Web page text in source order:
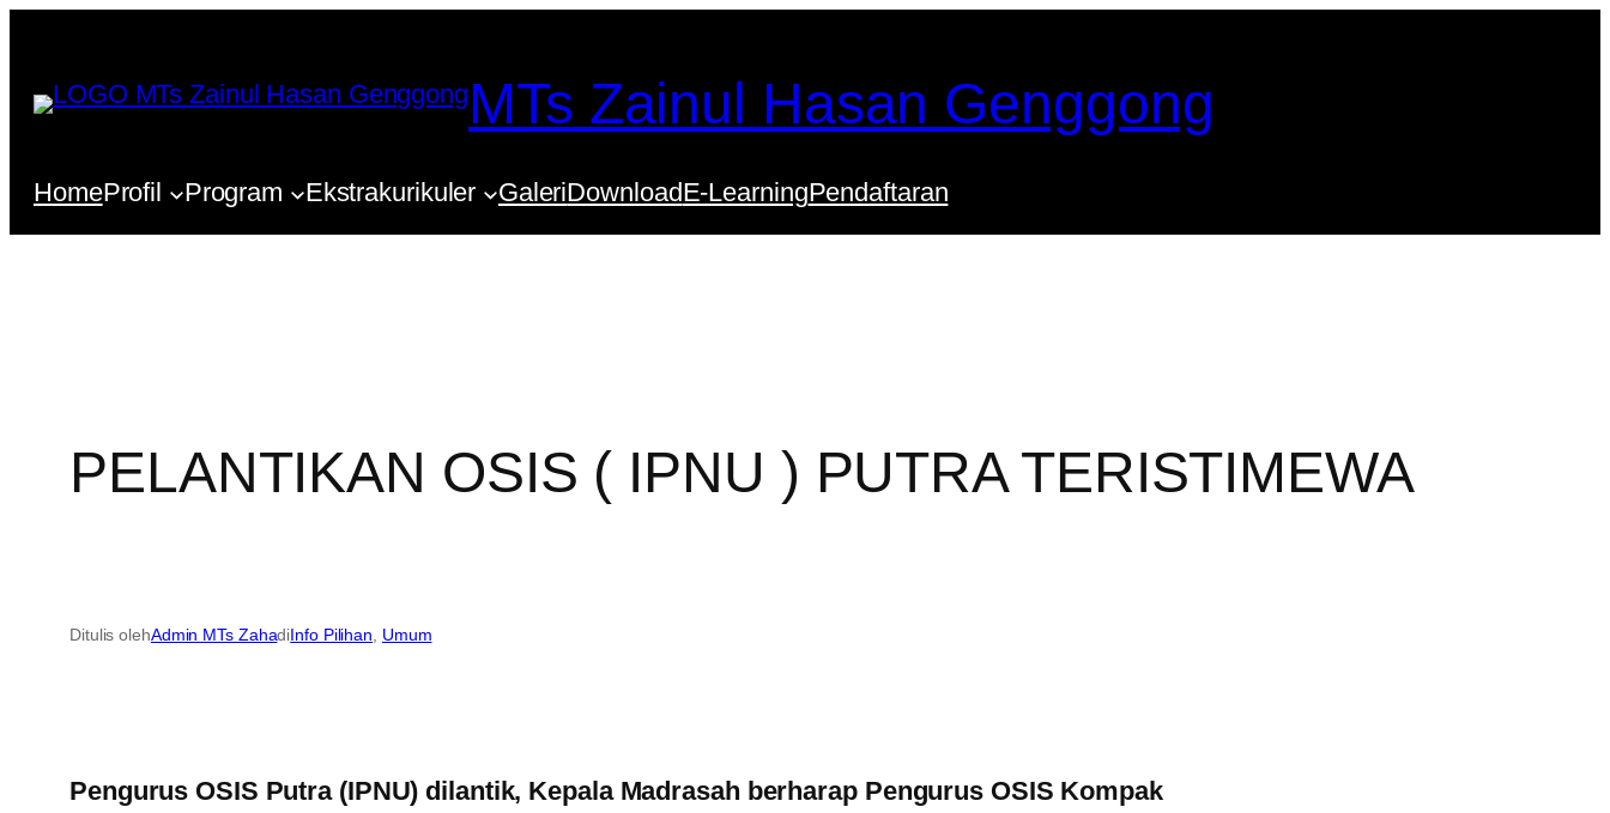
konten
MTs Zainul Hasan Genggong
HomeProfil Program Ekstrakurikuler GaleriDownloadE-LearningPendaftaran
PELANTIKAN OSIS ( IPNU ) PUTRA TERISTIMEWA
Ditulis olehAdmin MTs ZahadiInfo Pilihan Umum
Pengurus OSIS Putra (IPNU) dilantik, Kepala Madrasah berharap Pengurus OSIS Kompak